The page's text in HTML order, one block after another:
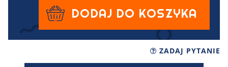
DODAJ DO KOSZYKA
ZADAJ PYTANIE